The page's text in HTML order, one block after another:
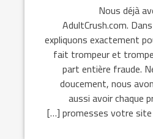
Nous déjà
AdultCrush.com.
expliquons exactement
fait trompeur et
part entière fraude.
doucement, nous
aussi avoir chaque
promesses votre site